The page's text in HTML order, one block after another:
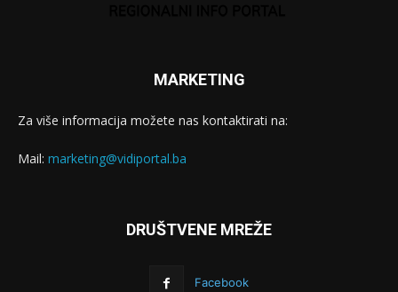
MARKETING
Za više informacija možete nas kontaktirati na:
Mail: marketing@vidiportal.ba
DRUŠTVENE MREŽE
Facebook